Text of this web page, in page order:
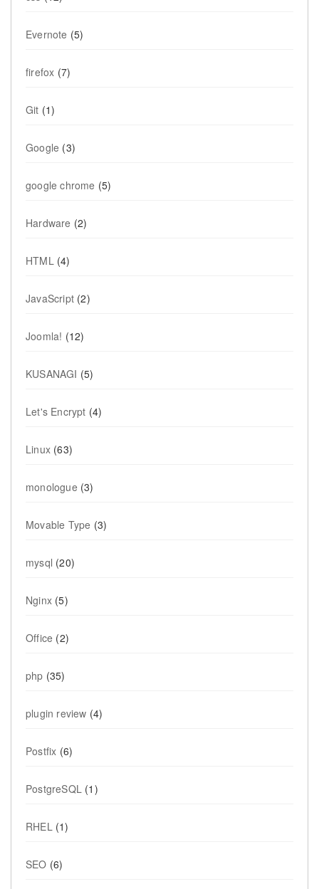
Evernote (5)
firefox (7)
Git (1)
Google (3)
google chrome (5)
Hardware (2)
HTML (4)
JavaScript (2)
Joomla! (12)
KUSANAGI (5)
Let's Encrypt (4)
Linux (63)
monologue (3)
Movable Type (3)
mysql (20)
Nginx (5)
Office (2)
php (35)
plugin review (4)
Postfix (6)
PostgreSQL (1)
RHEL (1)
SEO (6)